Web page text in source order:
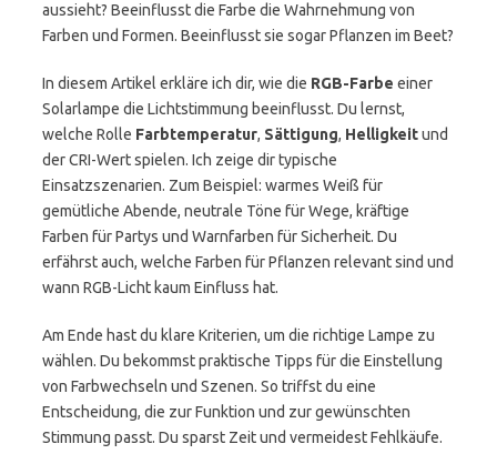
aussieht? Beeinflusst die Farbe die Wahrnehmung von
Farben und Formen. Beeinflusst sie sogar Pflanzen im Beet?
In diesem Artikel erkläre ich dir, wie die RGB-Farbe einer
Solarlampe die Lichtstimmung beeinflusst. Du lernst,
welche Rolle Farbtemperatur, Sättigung, Helligkeitund
der CRI-Wert spielen. Ich zeige dir typische
Einsatzszenarien. Zum Beispiel: warmes Weiß für
gemütliche Abende, neutrale Töne für Wege, kräftige
Farben für Partys und Warnfarben für Sicherheit. Du
erfährst auch, welche Farben für Pflanzen relevant sind und
wann RGB-Licht kaum Einfluss hat.
Am Ende hast du klare Kriterien, um die richtige Lampe zu
wählen. Du bekommst praktische Tipps für die Einstellung
von Farbwechseln und Szenen. So triffst du eine
Entscheidung, die zur Funktion und zur gewünschten
Stimmung passt. Du sparst Zeit und vermeidest Fehlkäufe.